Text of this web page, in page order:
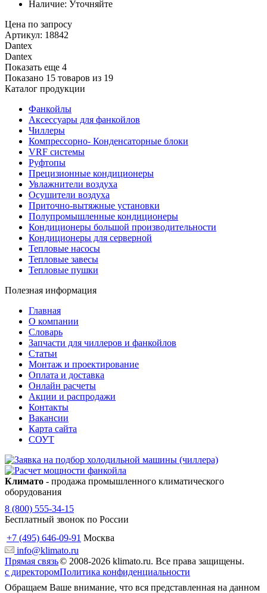
Наличие: Уточняйте
Цена по запросу
Артикул: 18842
Dantex
Dantex
Показать еще 4
Показано 15 товаров из 19
Каталог продукции
Фанкойлы
Аксессуары для фанкойлов
Чиллеры
Компрессорно- Конденсаторные блоки
VRF системы
Руфтопы
Прецизионные кондиционеры
Увлажнители воздуха
Осушители воздуха
Приточно-вытяжные установки
Полупромышленные кондиционеры
Кондиционеры большой производительности
Кондиционеры для серверной
Тепловые насосы
Тепловые завесы
Тепловые пушки
Полезная информация
Главная
О компании
Словарь
Запчасти для чиллеров и фанкойлов
Статьи
Монтаж и проектирование
Оплата и доставка
Онлайн расчеты
Акции и распродажи
Контакты
Вакансии
Карта сайта
СОУТ
Климато - продажа промышленного климатического
оборудования
8 (800) 555-34-15
Бесплатный звонок по России
+7 (495) 646-09-91 Москва
info@klimato.ru
Прямая связь
с директором
© 2008-2026 klimato.ru. Все права защищены.
Политика конфиденциальности
Обращаем Ваше внимание, что вся представленная на данном